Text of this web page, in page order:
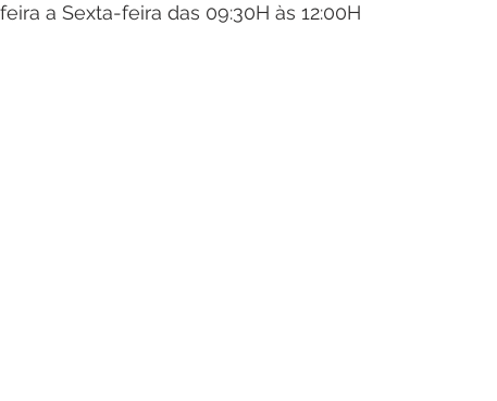
a Sexta-feira das 09:30H às 12:00H